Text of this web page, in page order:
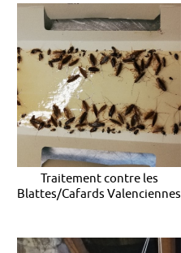
Traitement contre les
Blattes/Cafards Valenciennes